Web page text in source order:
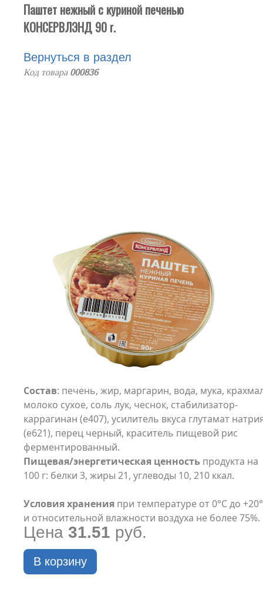
Паштет нежный с куриной печенью
КОНСЕРВЛЭНД 90 г.
Вернуться в раздел
Код товара 000836
Состав: печень, жир, маргарин, вода, мука,
молоко сухое, соль лук, чеснок, стабилизатор-
каррагинан (е407), усилитель вкуса глутамат
(е621), перец черный, краситель пищевой рис
ферментированный.
Пищевая/энергетическая ценность продукта на
100 г: белки 3, жиры 21, углеводы 10, 210 ккал.
Условия хранения при температуре от 0°С до
и относительной влажности воздуха не более 75%.
Цена 31.51 руб.
В корзину